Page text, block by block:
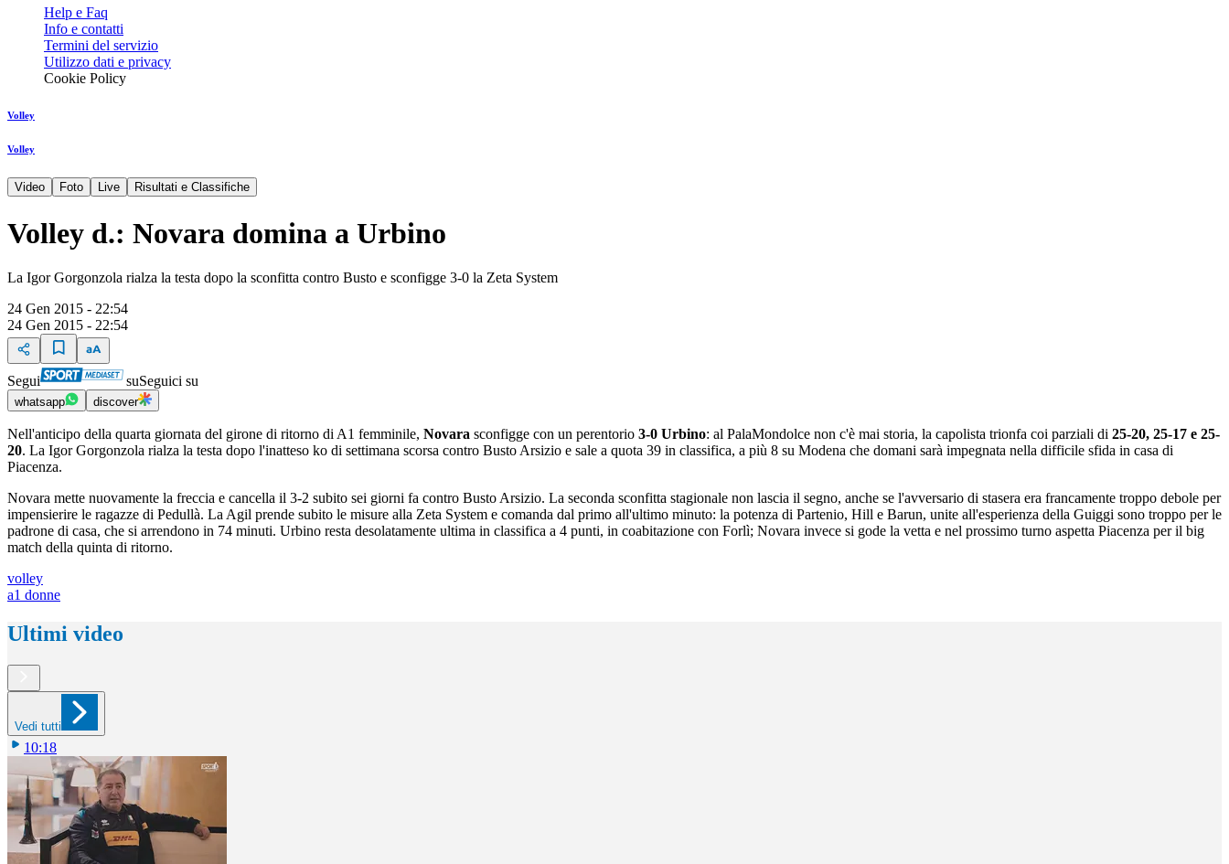
Help e Faq
Info e contatti
Termini del servizio
Utilizzo dati e privacy
Cookie Policy
Volley
Volley
Video Foto Live Risultati e Classifiche
Volley d.: Novara domina a Urbino
La Igor Gorgonzola rialza la testa dopo la sconfitta contro Busto e sconfigge 3-0 la Zeta System
24 Gen 2015 - 22:54
24 Gen 2015 - 22:54
Segui suSeguici su
whatsapp discover
Nell'anticipo della quarta giornata del girone di ritorno di A1 femminile, Novara sconfigge con un perentorio 3-0 Urbino: al PalaMondolce non c'è mai storia, la capolista trionfa coi parziali di 25-20, 25-17 e 25-
20. La Igor Gorgonzola rialza la testa dopo l'inatteso ko di settimana scorsa contro Busto Arsizio e sale a quota 39 in classifica, a più 8 su Modena che domani sarà impegnata nella difficile sfida in casa di
Piacenza.
Novara mette nuovamente la freccia e cancella il 3-2 subito sei giorni fa contro Busto Arsizio. La seconda sconfitta stagionale non lascia il segno, anche se l'avversario di stasera era francamente troppo debole per
impensierire le ragazze di Pedullà. La Agil prende subito le misure alla Zeta System e comanda dal primo all'ultimo minuto: la potenza di Partenio, Hill e Barun, unite all'esperienza della Guiggi sono troppo per le
padrone di casa, che si arrendono in 74 minuti. Urbino resta desolatamente ultima in classifica a 4 punti, in coabitazione con Forlì; Novara invece si gode la vetta e nel prossimo turno aspetta Piacenza per il big
match della quinta di ritorno.
volley
a1 donne
Ultimi video
Vedi tutti
10:18